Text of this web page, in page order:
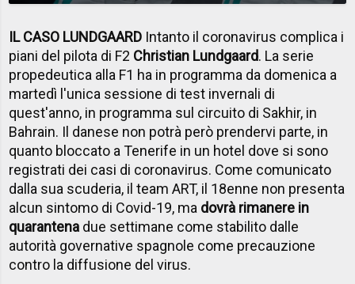
IL CASO LUNDGAARD Intanto il coronavirus complica i
piani del pilota di F2 Christian Lundgaard. La serie
propedeutica alla F1 ha in programma da domenica a
martedì l'unica sessione di test invernali di
quest'anno, in programma sul circuito di Sakhir, in
Bahrain. Il danese non potrà però prendervi parte, in
quanto bloccato a Tenerife in un hotel dove si sono
registrati dei casi di coronavirus. Come comunicato
dalla sua scuderia, il team ART, il 18enne non presenta
alcun sintomo di Covid-19, ma dovrà rimanere in
quarantena due settimane come stabilito dalle
autorità governative spagnole come precauzione
contro la diffusione del virus.